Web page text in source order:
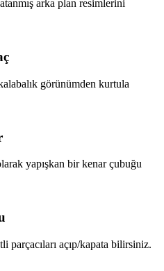
arka plan resimlerini
görünümden kurtula
yapışkan bir kenar çubuğu
parçacıları açıp/kapata bilirsiniz.